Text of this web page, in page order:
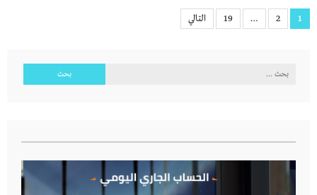
تعدد
1
2
…
19 التالي
البحث